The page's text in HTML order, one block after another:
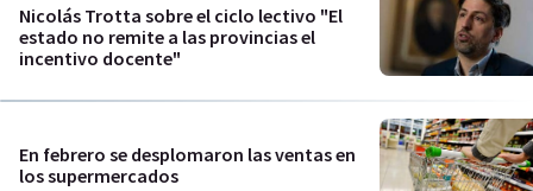
Nicolás Trotta sobre el ciclo lectivo "El
estado no remite a las provincias el
incentivo docente"
En febrero se desplomaron las ventas en
los supermercados